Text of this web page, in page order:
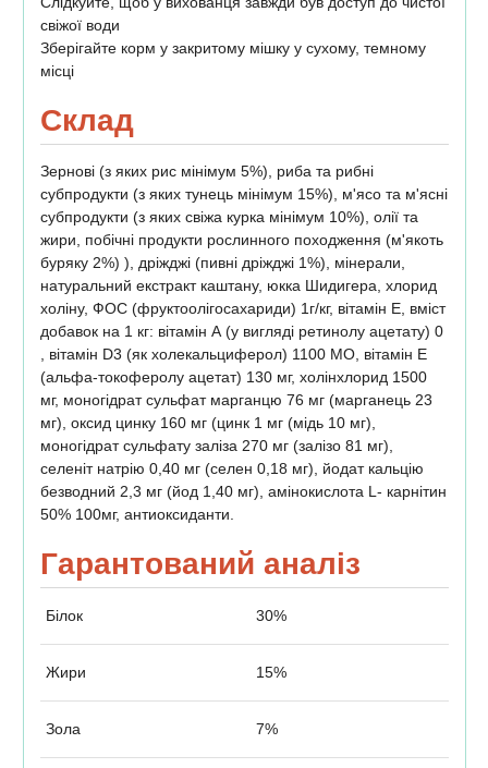
свіжої води
Зберігайте корм у закритому мішку у сухому, темному
місці
Склад
Зернові (з яких рис мінімум 5%), риба та рибні
субпродукти (з яких тунець мінімум 15%), м'ясо та м'ясні
субпродукти (з яких свіжа курка мінімум 10%), олії та
жири, побічні продукти рослинного походження (м'якоть
буряку 2%) ), дріжджі (пивні дріжджі 1%), мінерали,
натуральний екстракт каштану, юкка Шидигера, хлорид
холіну, ФОС (фруктоолігосахариди) 1г/кг, вітамін Е, вміст
добавок на 1 кг: вітамін А (у вигляді ретинолу ацетату) 0
, вітамін D3 (як холекальциферол) 1100 МО, вітамін Е
(альфа-токоферолу ацетат) 130 мг, холінхлорид 1500
мг, моногідрат сульфат марганцю 76 мг (марганець 23
мг), оксид цинку 160 мг (цинк 1 мг (мідь 10 мг),
моногідрат сульфату заліза 270 мг (залізо 81 мг),
селеніт натрію 0,40 мг (селен 0,18 мг), йодат кальцію
безводний 2,3 мг (йод 1,40 мг), амінокислота L- карнітин
50% 100мг, антиоксиданти.
Гарантований аналіз
Білок 30%
Жири 15%
Зола 7%